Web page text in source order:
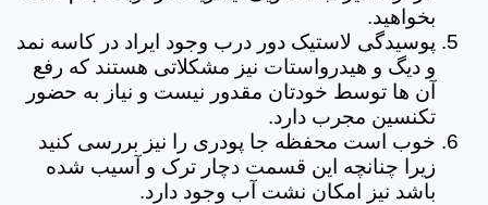
بخواهید.
پوسیدگی لاستیک دور درب وجود ایراد در کاسه نمد
و دیگ و هیدرواستات نیز مشکلاتی هستند که رفع
آن ها توسط خودتان مقدور نیست و نیاز به حضور
تکنسین مجرب دارد.
خوب است محفظه جا پودری را نیز بررسی کنید
زیرا چنانچه این قسمت دچار ترک و آسیب شده
باشد نیز امکان نشت آب وجود دارد.